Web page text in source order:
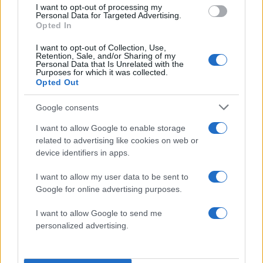
I want to opt-out of processing my
Personal Data for Targeted Advertising.
Opted In
I want to opt-out of Collection, Use,
Retention, Sale, and/or Sharing of my
Personal Data that Is Unrelated with the
Purposes for which it was collected.
Opted Out
Google consents
I want to allow Google to enable storage
related to advertising like cookies on web or
device identifiers in apps.
I want to allow my user data to be sent to
Google for online advertising purposes.
I want to allow Google to send me
personalized advertising.
Σχολίασε εδώ
Υποβολή σχολίου
Όροι Χρήσης . Το site προστατεύεται από reCAPTCHA, ισχύουν
Πολιτική Απορρήτου&Όροι Χρήσηςτης Google.